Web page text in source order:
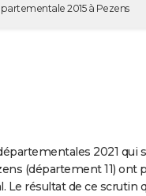
2015 à Pezens
2021 qui
(département 11)
Le résultat de ce scrutin